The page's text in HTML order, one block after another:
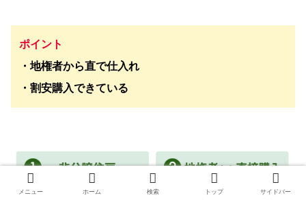
ポイント
・地権者から直で仕入れ
・割安購入できている
メニュー ホーム 検索 トップ サイドバー